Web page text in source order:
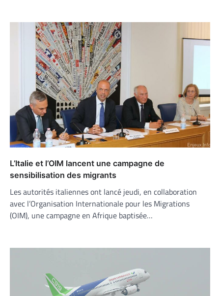
L’Italie et l’OIM lancent une campagne de
sensibilisation des migrants
Les autorités italiennes ont lancé jeudi, en collaboration
avec l’Organisation Internationale pour les Migrations
(OIM), une campagne en Afrique baptisée…